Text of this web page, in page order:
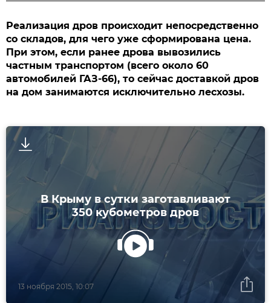
Реализация дров происходит непосредственно
со складов, для чего уже сформирована цена.
При этом, если ранее дрова вывозились
частным транспортом (всего около 60
автомобилей ГАЗ-66), то сейчас доставкой дров
на дом занимаются исключительно лесхозы.
В Крыму в сутки заготавливают
350 кубометров дров
13 ноября 2015, 10:07